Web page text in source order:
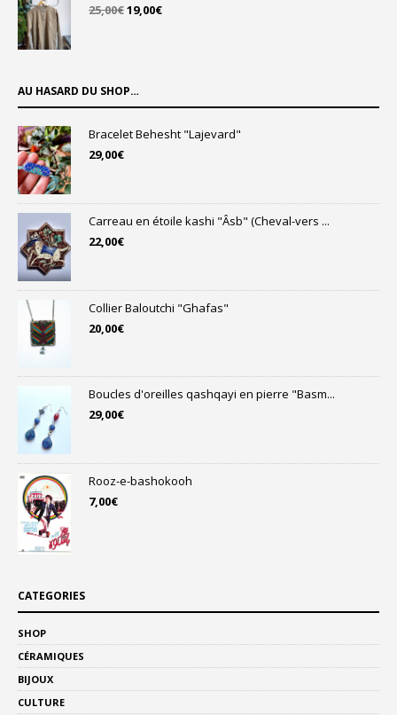
25,00€Le
19,00€Le
AU HASARD DU SHOP…
Bracelet Behesht "Lajevard"
29,00€
Carreau en étoile kashi "Âsb" (Cheval-vers ...
22,00€
Collier Baloutchi "Ghafas"
20,00€
Boucles d'oreilles qashqayi en pierre "Basm...
29,00€
Rooz-e-bashokooh
7,00€
CATEGORIES
SHOP
CÉRAMIQUES
BIJOUX
CULTURE